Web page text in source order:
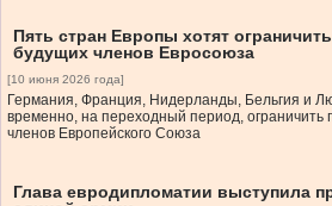
Пять стран Европы хотят
будущих членов Евросоюза
[10 июня 2026 года]
Германия, Франция, Нидерланды, Бельгия и
временно, на переходный период, ограничить
членов Европейского Союза
Глава евродипломатии выступила